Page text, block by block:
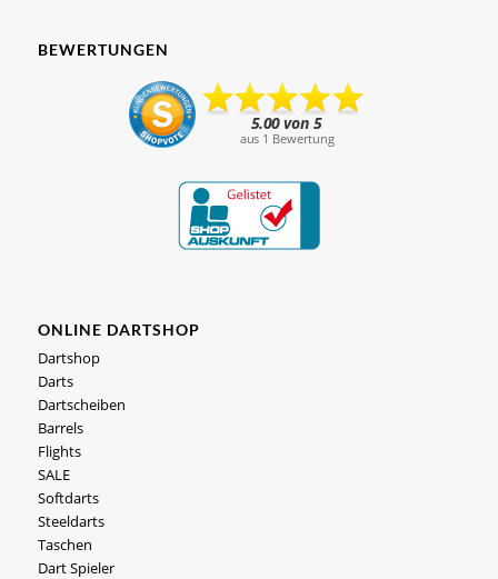
BEWERTUNGEN
ONLINE DARTSHOP
Dartshop
Darts
Dartscheiben
Barrels
Flights
SALE
Softdarts
Steeldarts
Taschen
Dart Spieler